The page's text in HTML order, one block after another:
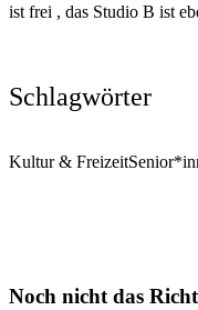
ist frei , das Studio B ist
Schlagwörter
Kultur & Freizeit
Noch nicht das